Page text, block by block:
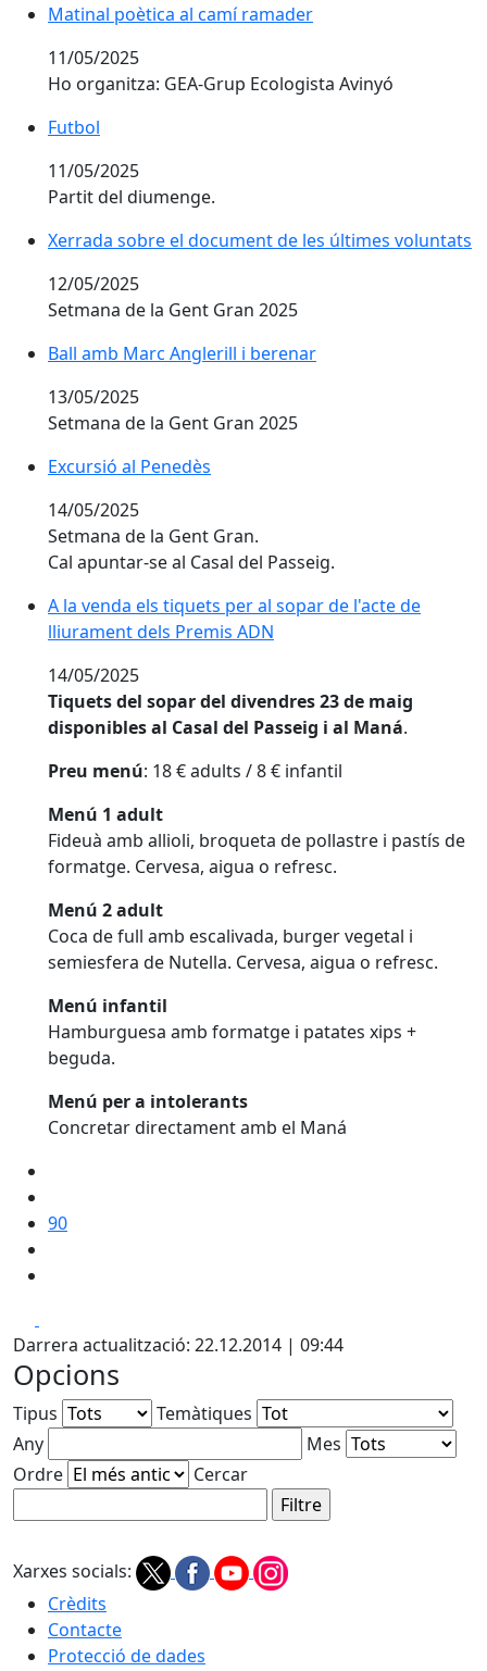
Matinal poètica al camí ramader
Matinal poètica al camí ramader
11/05/2025
Ho organitza: GEA-Grup Ecologista Avinyó
Futbol
Futbol
11/05/2025
Partit del diumenge.
Xerrada sobre el document de les últimes voluntats
Xerrada sobre el document de les últimes voluntats
12/05/2025
Setmana de la Gent Gran 2025
Ball amb Marc Anglerill i berenar
Ball amb Marc Anglerill i berenar
13/05/2025
Setmana de la Gent Gran 2025
Excursió al Penedès
Excursió al Penedès
14/05/2025
Setmana de la Gent Gran.
Cal apuntar-se al Casal del Passeig.
A la venda els tiquets per al sopar de l'acte de
A la venda els tiquets per al sopar de l'acte de
lliurament dels Premis ADN
14/05/2025
Tiquets del sopar del divendres 23 de maig
disponibles al Casal del Passeig i al Maná.
Preu menú: 18 € adults / 8 € infantil
Menú 1 adult
Fideuà amb allioli, broqueta de pollastre i pastís de
formatge. Cervesa, aigua o refresc.
Menú 2 adult
Coca de full amb escalivada, burger vegetal i
semiesfera de Nutella. Cervesa, aigua o refresc.
Menú infantil
Hamburguesa amb formatge i patates xips +
beguda.
Menú per a intolerants
Concretar directament amb el Maná
90
Darrera actualització: 22.12.2014 | 09:44
Opcions
Tipus
Temàtiques
Any
Mes
Ordre
Cercar
Xarxes socials:
Crèdits
Contacte
Protecció de dades